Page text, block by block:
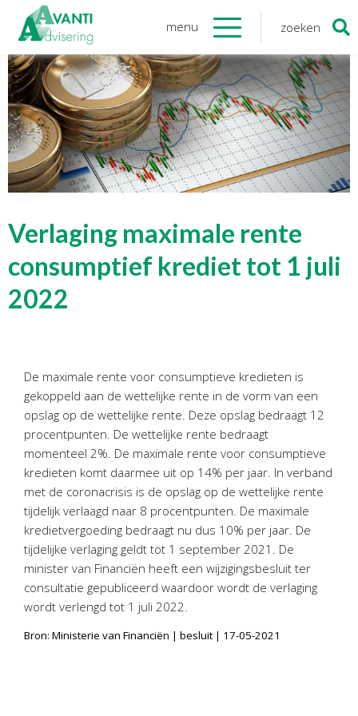
menu zoeken
Organisatie
Onze medewerkers
NOAB gecertificeerd
Algemene verordening
gegevensbescherming
Sponsoring
Onze diensten
Financiele Administratie
Bedrijfseconomisch advies
Belastingadvies Purmerend
Online boekhouden
Nieuws &informatie
Nieuwsbrief
Nieuwsoverzicht
Handige links
Downloads
Contact
Zoeken
naar:
Verlaging maximale rente
consumptief krediet tot 1 juli
2022
De maximale rente voor consumptieve kredieten is
gekoppeld aan de wettelijke rente in de vorm van een
opslag op de wettelijke rente. Deze opslag bedraagt 12
procentpunten. De wettelijke rente bedraagt
momenteel 2%. De maximale rente voor consumptieve
kredieten komt daarmee uit op 14% per jaar. In verband
met de coronacrisis is de opslag op de wettelijke rente
tijdelijk verlaagd naar 8 procentpunten. De maximale
kredietvergoeding bedraagt nu dus 10% per jaar. De
tijdelijke verlaging geldt tot 1 september 2021. De
minister van Financiën heeft een wijzigingsbesluit ter
consultatie gepubliceerd waardoor wordt de verlaging
wordt verlengd tot 1 juli 2022.
Bron: Ministerie van Financiën | besluit | 17-05-2021